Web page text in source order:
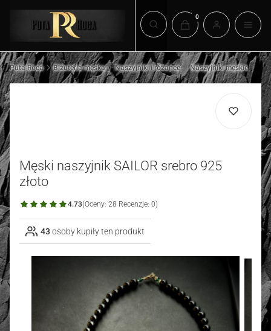
Otwórz wyszukiwarkę
Produkty w koszyku:
Puta Roca Biżuteria męska Naszyjniki i różańce Naszyjniki męskie
Męski naszyjnik SAILOR srebro 925
złoto
4.73(Oceny: 28 Recenzje: 0)
43 osoby kupiły ten produkt